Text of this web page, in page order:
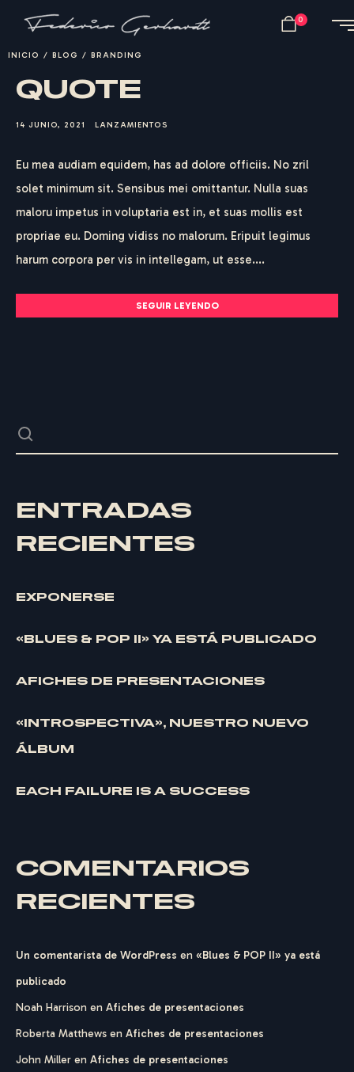
0
INICIO / BLOG / BRANDING
QUOTE
14 JUNIO, 2021 LANZAMIENTOS
Eu mea audiam equidem, has ad dolore officiis. No zril
solet minimum sit. Sensibus mei omittantur. Nulla suas
maloru impetus in voluptaria est in, et suas mollis est
propriae eu. Doming vidiss no malorum. Eripuit legimus
harum corpora per vis in intellegam, ut esse....
SEGUIR LEYENDO
ENTRADAS
RECIENTES
EXPONERSE
«BLUES & POP II» YA ESTÁ PUBLICADO
AFICHES DE PRESENTACIONES
«INTROSPECTIVA», NUESTRO NUEVO
ÁLBUM
EACH FAILURE IS A SUCCESS
COMENTARIOS
RECIENTES
Un comentarista de WordPress en «Blues & POP II» ya está
publicado
Noah Harrison en Afiches de presentaciones
Roberta Matthews en Afiches de presentaciones
John Miller en Afiches de presentaciones